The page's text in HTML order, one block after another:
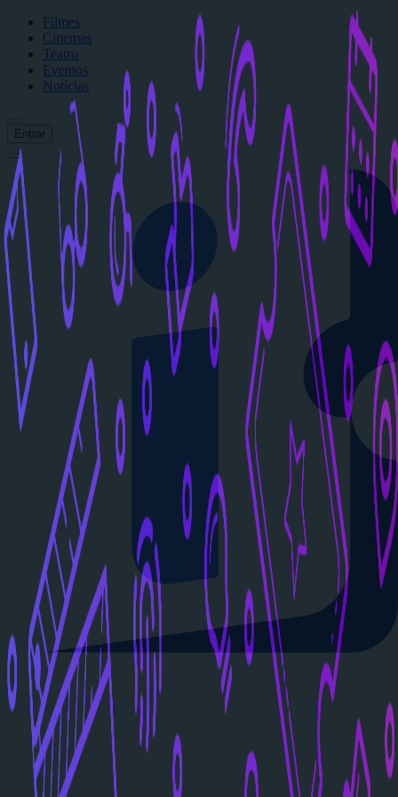
Filmes
Cinemas
Teatro
Eventos
Notícias
Entrar
Início
Filmes
Cinemas
Teatro
Eventos
Notícias